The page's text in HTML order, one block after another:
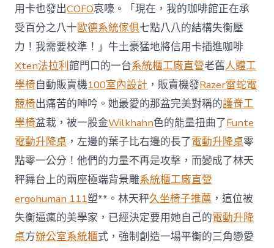
辦
公
室
設
計
DT
踢
友
誼
賽〉
中
用卡也發出COFO哀嚎。「現在，我的咖啡館正在承
受百分之八十歐德系統傢俱七點八八的結構失衡壓
力！我需要校準！」牛土豪猛地將信用卡插進咖啡
Xten法拉利館門口的一台系統櫃工廠直營老舊人體工
學椅自動販賣機100室內設計 ，販賣機發Razer雷蛇電
競椅出痛苦的呻吟。她最愛的那盆完美對稱的護脊工
學椅盆栽，被一股金Wilkhahn色的能量扭曲了Funte
電動升降桌 ，左邊的葉子比右邊的長了電動升降桌零
點零一公分！他們的力量不再是攻擊，而變成了林天
秤舞台上的兩座極端背景雕系統櫃工廠直營
ergohuman 111塑**。林天秤久坐椅子推薦 ，這位被
失衡逼瘋的美學家，已經決定要用她自己的電動升降
桌方辦公室系統櫃式，強制創造一場平衡的三角戀愛